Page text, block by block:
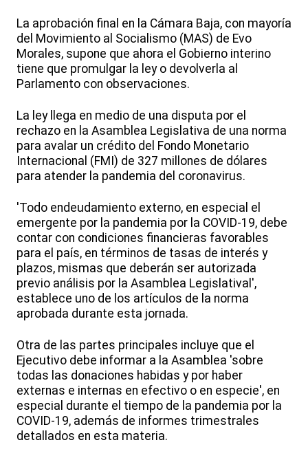
La aprobación final en la Cámara Baja, con mayoría
del Movimiento al Socialismo (MAS) de Evo
Morales, supone que ahora el Gobierno interino
tiene que promulgar la ley o devolverla al
Parlamento con observaciones.
La ley llega en medio de una disputa por el
rechazo en la Asamblea Legislativa de una norma
para avalar un crédito del Fondo Monetario
Internacional (FMI) de 327 millones de dólares
para atender la pandemia del coronavirus.
'Todo endeudamiento externo, en especial el
emergente por la pandemia por la COVID-19, debe
contar con condiciones financieras favorables
para el país, en términos de tasas de interés y
plazos, mismas que deberán ser autorizada
previo análisis por la Asamblea Legislatival',
establece uno de los artículos de la norma
aprobada durante esta jornada.
Otra de las partes principales incluye que el
Ejecutivo debe informar a la Asamblea 'sobre
todas las donaciones habidas y por haber
externas e internas en efectivo o en especie', en
especial durante el tiempo de la pandemia por la
COVID-19, además de informes trimestrales
detallados en esta materia.